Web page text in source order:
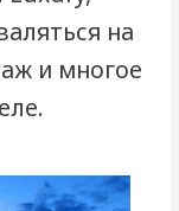
на
и многое